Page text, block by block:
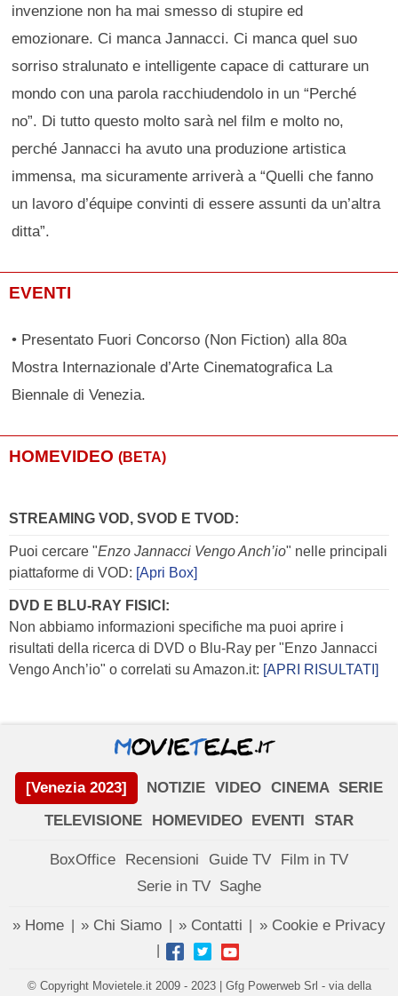
invenzione non ha mai smesso di stupire ed
emozionare. Ci manca Jannacci. Ci manca quel suo
sorriso stralunato e intelligente capace di catturare un
mondo con una parola racchiudendolo in un “Perché
no”. Di tutto questo molto sarà nel film e molto no,
perché Jannacci ha avuto una produzione artistica
immensa, ma sicuramente arriverà a “Quelli che fanno
un lavoro d’équipe convinti di essere assunti da un’altra
ditta”.
EVENTI
• Presentato Fuori Concorso (Non Fiction) alla 80a
Mostra Internazionale d’Arte Cinematografica La
Biennale di Venezia.
HOMEVIDEO (BETA)
STREAMING VOD, SVOD E TVOD:
Puoi cercare "Enzo Jannacci Vengo Anch’io" nelle principali
piattaforme di VOD: [Apri Box]
DVD E BLU-RAY FISICI:
Non abbiamo informazioni specifiche ma puoi aprire i
risultati della ricerca di DVD o Blu-Ray per "Enzo Jannacci
Vengo Anch’io" o correlati su Amazon.it: [APRI RISULTATI]
[Venezia 2023] NOTIZIE VIDEO CINEMA SERIE
TELEVISIONE
HOMEVIDEO EVENTI STAR
BoxOffice Recensioni Guide TV
Film in TV
Serie in TV Saghe
» Home » Chi Siamo » Contatti » Cookie e Privacy
© Copyright Movietele.it 2009 - 2023 | Gfg Powerweb Srl - via della